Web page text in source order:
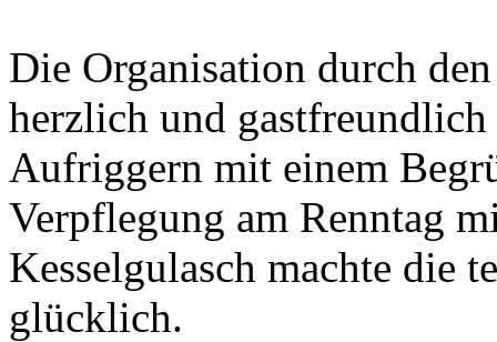
Die Organisation durch
herzlich und
Aufriggern mit einem
Verpflegung am Renntag
Kesselgulasch machte die
glücklich.